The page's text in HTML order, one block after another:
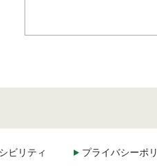
ビリティ プライバシーポ